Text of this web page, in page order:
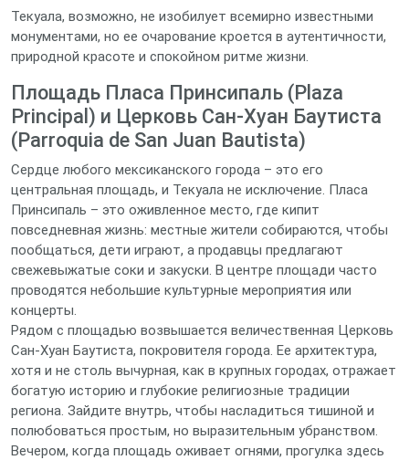
Текуала, возможно, не изобилует всемирно известными
монументами, но ее очарование кроется в аутентичности,
природной красоте и спокойном ритме жизни.
Площадь Пласа Принсипаль (Plaza
Principal) и Церковь Сан-Хуан Баутиста
(Parroquia de San Juan Bautista)
Сердце любого мексиканского города – это его
центральная площадь, и Текуала не исключение. Пласа
Принсипаль – это оживленное место, где кипит
повседневная жизнь: местные жители собираются, чтобы
пообщаться, дети играют, а продавцы предлагают
свежевыжатые соки и закуски. В центре площади часто
проводятся небольшие культурные мероприятия или
концерты.
Рядом с площадью возвышается величественная Церковь
Сан-Хуан Баутиста, покровителя города. Ее архитектура,
хотя и не столь вычурная, как в крупных городах, отражает
богатую историю и глубокие религиозные традиции
региона. Зайдите внутрь, чтобы насладиться тишиной и
полюбоваться простым, но выразительным убранством.
Вечером, когда площадь оживает огнями, прогулка здесь